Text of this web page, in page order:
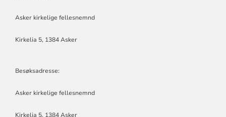
Asker kirkelige fellesnemnd
Kirkelia 5, 1384 Asker
Besøksadresse:
Asker kirkelige fellesnemnd
Kirkelia 5, 1384 Asker